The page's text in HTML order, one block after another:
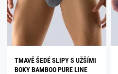
TMAVĚ ŠEDÉ SLIPY S UŽŠÍMI
BOKY BAMBOO PURE LINE